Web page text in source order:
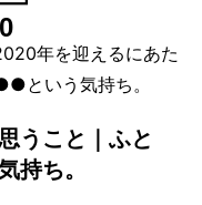
0
年を迎えるにあた
という気持ち。
うこと｜ふと
持ち。